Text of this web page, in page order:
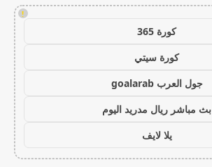
!
كورة 365
كورة سيتي
جول العرب goalarab
بث مباشر ريال مدريد اليوم
يلا لايف